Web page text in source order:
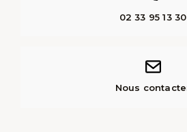
02 33 95 13 30
Nous